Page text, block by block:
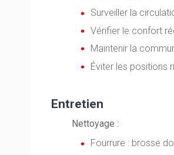
Surveiller la
Vérifier le confort
Maintenir la
Éviter les positions
Entretien
Nettoyage :
Fourrure : brosse